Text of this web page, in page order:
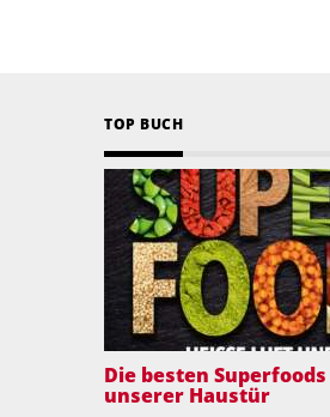
TOP BUCH
Die besten
unserer Haustür